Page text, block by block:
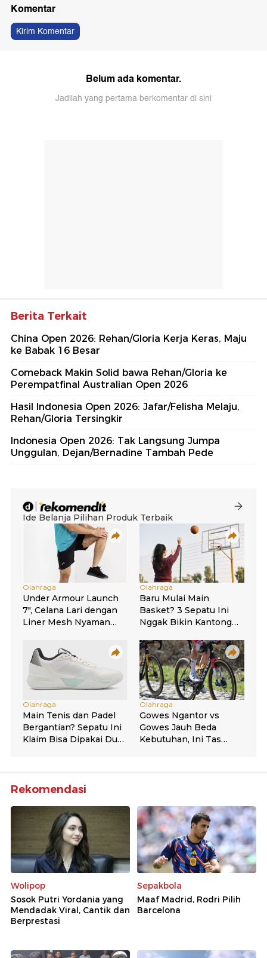
Komentar
Kirim Komentar
Belum ada komentar.
Jadilah yang pertama berkomentar di sini
Berita Terkait
China Open 2026: Rehan/Gloria Kerja Keras, Maju
ke Babak 16 Besar
Comeback Makin Solid bawa Rehan/Gloria ke
Perempatfinal Australian Open 2026
Hasil Indonesia Open 2026: Jafar/Felisha Melaju,
Rehan/Gloria Tersingkir
Indonesia Open 2026: Tak Langsung Jumpa
Unggulan, Dejan/Bernadine Tambah Pede
Rekomendasi
Wolipop
Sosok Putri Yordania yang
Mendadak Viral, Cantik dan
Berprestasi
Sepakbola
Maaf Madrid, Rodri Pilih
Barcelona